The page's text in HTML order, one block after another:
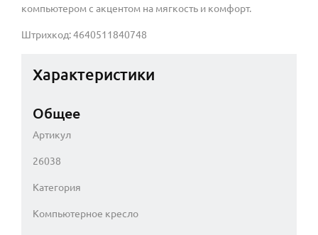
компьютером с акцентом на мягкость и комфорт.
Штрихкод: 4640511840748
Характеристики
Общее
Артикул
26038
Категория
Компьютерное кресло